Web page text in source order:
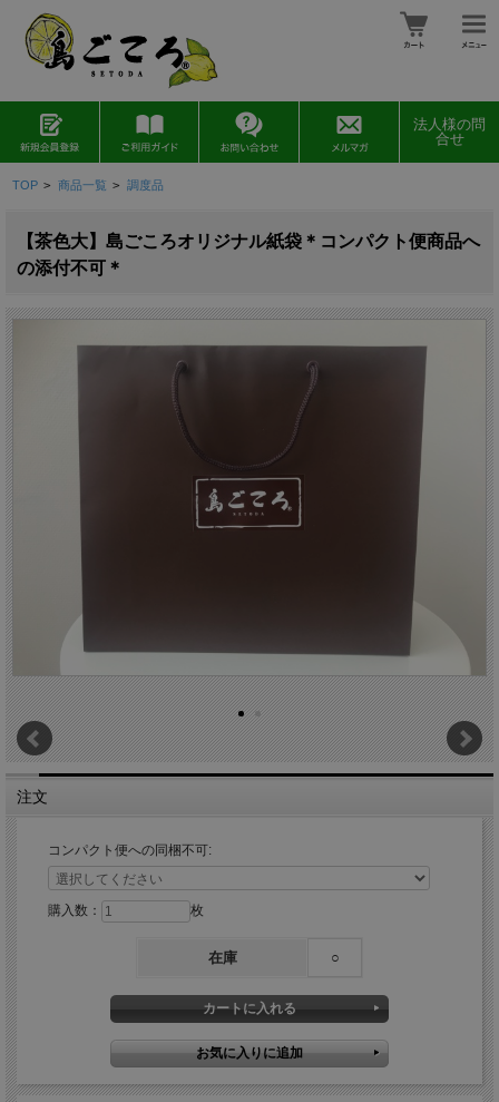
法人様の問
合せ
TOP > 商品一覧 > 調度品
【茶色大】島ごころオリジナル紙袋＊コンパクト便商品へ
の添付不可＊
注文
コンパクト便への同梱不可:
購入数： 枚
在庫 ○